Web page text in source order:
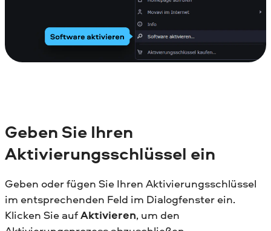
Geben Sie Ihren
Aktivierungsschlüssel ein
Geben oder fügen Sie Ihren Aktivierungsschlüssel
im entsprechenden Feld im Dialogfenster ein.
Klicken Sie aufAktivieren, um den